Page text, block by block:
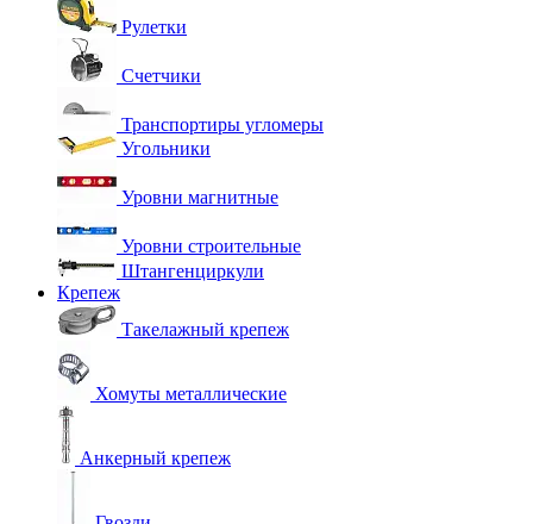
Рулетки
Счетчики
Транспортиры угломеры
Угольники
Уровни магнитные
Уровни строительные
Штангенциркули
Крепеж
Такелажный крепеж
Хомуты металлические
Анкерный крепеж